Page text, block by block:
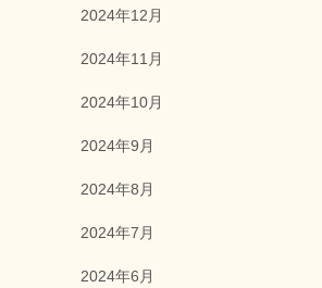
2024年12月
2024年11月
2024年10月
2024年9月
2024年8月
2024年7月
2024年6月